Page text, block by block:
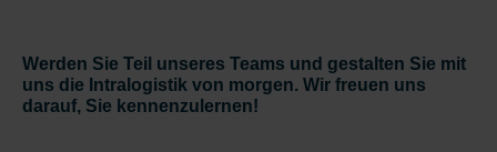
Werden Sie Teil unseres Teams und gestalten Sie mit
uns die Intralogistik von morgen. Wir freuen uns
darauf, Sie kennenzulernen!